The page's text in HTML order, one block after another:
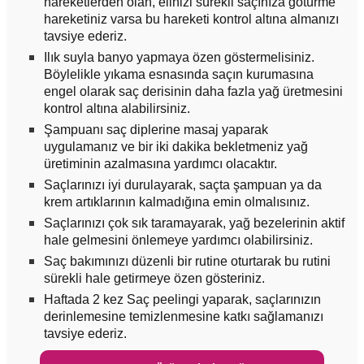
hareketiniz varsa bu hareketi kontrol altına almanızı
tavsiye ederiz.
Ilık suyla banyo yapmaya özen göstermelisiniz.
Böylelikle yıkama esnasında saçın kurumasına
engel olarak saç derisinin daha fazla yağ üretmesini
kontrol altına alabilirsiniz.
Şampuanı saç diplerine masaj yaparak
uygulamanız ve bir iki dakika bekletmeniz yağ
üretiminin azalmasına yardımcı olacaktır.
Saçlarınızı iyi durulayarak, saçta şampuan ya da
krem artıklarının kalmadığına emin olmalısınız.
Saçlarınızı çok sık taramayarak, yağ bezelerinin aktif
hale gelmesini önlemeye yardımcı olabilirsiniz.
Saç bakımınızı düzenli bir rutine oturtarak bu rutini
sürekli hale getirmeye özen gösteriniz.
Haftada 2 kez Saç peelingi yaparak, saçlarınızın
derinlemesine temizlenmesine katkı sağlamanızı
tavsiye ederiz.